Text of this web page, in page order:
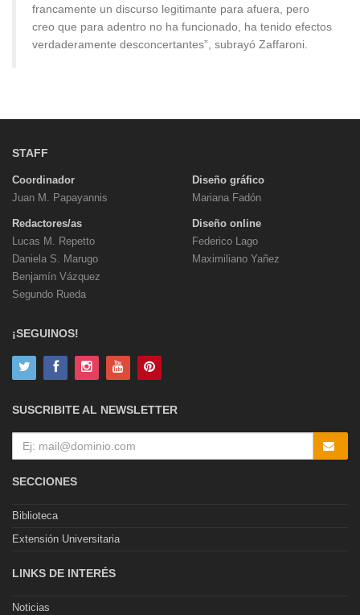
francamente un discurso legitimante para afuera, pero
creo que para adentro no ha funcionado, ha tenido efectos
verdaderamente desconcertantes”, subrayó Zaffaroni.
STAFF
Coordinador
Juan M. Papayannis
Redactores/as
Lucas M. Repetto
Daniela S. Marugo
Benjamín Vázquez
Segundo Rueda
Diseño gráfico
Mariana Fadón
Diseño online
Federico Lago
Maximiliano Yañez
¡SEGUINOS!
SUSCRIBITE AL NEWSLETTER
SECCIONES
Biblioteca
Extensión Universitaria
LINKS DE INTERÉS
Noticias